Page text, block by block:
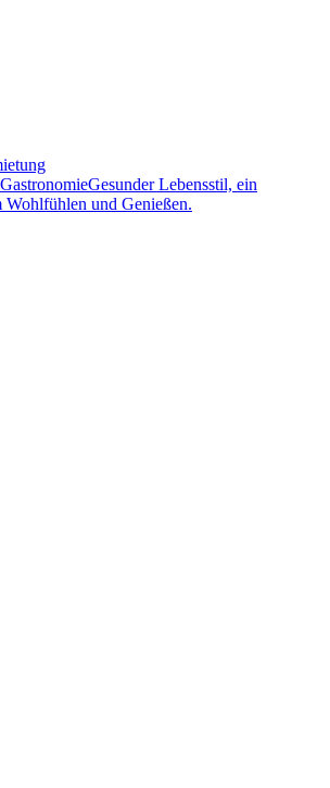
Gesunder Lebensstil, ein
Wohlfühlen und Genießen.